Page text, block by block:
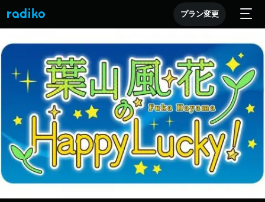
プラン変更